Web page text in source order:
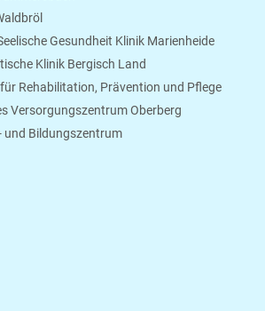
Gesundheit Klinik Marienheide
Klinik Bergisch Land
Rehabilitation, Prävention und Pflege
Versorgungszentrum Oberberg
und Bildungszentrum